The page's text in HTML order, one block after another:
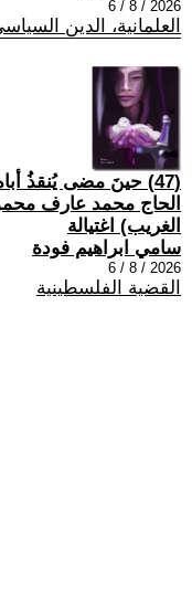
2026 / 8 / 6
العلمانية، الدين
(47) حينَ مضى يُنقذُ
الحاج محمد عارف
الغريب) اغتيالة
سامي ابراهيم فودة
2026 / 8 / 6
القضية الفلسطينية